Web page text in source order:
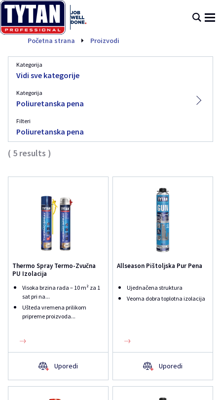
Početna strana Proizvodi
Kategorija
Vidi sve kategorije
Kategorija
Poliuretanska pena
Filteri
Poliuretanska pena
( 5 results )
Thermo Spray Termo-Zvučna
PU Izolacija
Visoka brzina rada – 10 m² za 1
sat pri na...
Ušteda vremena prilikom
pripreme proizvoda...
Uporedi
Allseason Pištoljska Pur Pena
Ujednačena struktura
Veoma dobra toplotna izolacija
Uporedi